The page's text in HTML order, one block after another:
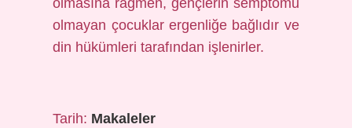
olmasına rağmen, gençlerin semptomu
olmayan çocuklar ergenliğe bağlıdır ve
din hükümleri tarafından işlenirler.
Tarih: Makaleler